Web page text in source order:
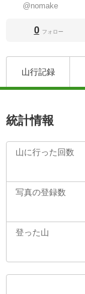
@nomake
0 フォロー
山行記録
統計情報
山に行った回数
写真の登録数
登った山